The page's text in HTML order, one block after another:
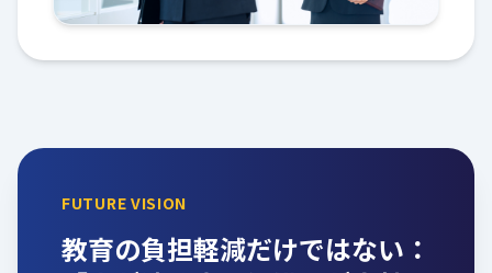
FUTURE VISION
教育の負担軽減だけではない：